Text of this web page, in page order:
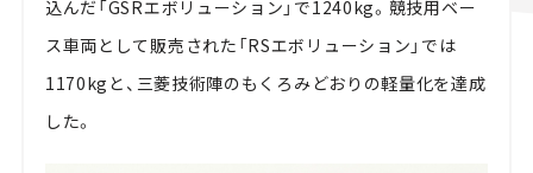
込んだ「GSRエボリューション」で1240kg。競技用ベー
ス車両として販売された「RSエボリューション」では
1170kgと、三菱技術陣のもくろみどおりの軽量化を達成
した。